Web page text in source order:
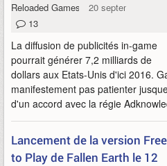
Reloaded Games
20 septembre 2011
13
La diffusion de publicités in-game
pourrait générer 7,2 milliards de
dollars aux Etats-Unis d'ici 2016.
manifestement pas patienter
d'un accord avec la régie
Lancement de la version Free
to Play de Fallen Earth le 12